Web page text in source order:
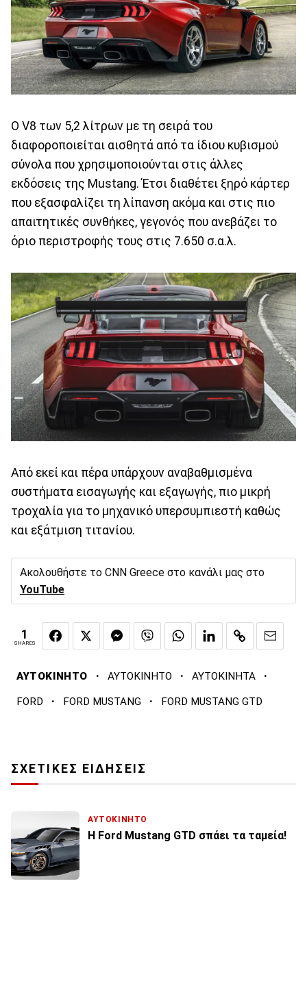
Ο V8 των 5,2 λίτρων με τη σειρά του
διαφοροποιείται αισθητά από τα ίδιου κυβισμού
σύνολα που χρησιμοποιούνται στις άλλες
εκδόσεις της Mustang. Έτσι διαθέτει ξηρό κάρτερ
που εξασφαλίζει τη λίπανση ακόμα και στις πιο
απαιτητικές συνθήκες, γεγονός που ανεβάζει το
όριο περιστροφής τους στις 7.650 σ.α.λ.
Από εκεί και πέρα υπάρχουν αναβαθμισμένα
συστήματα εισαγωγής και εξαγωγής, πιο μικρή
τροχαλία για το μηχανικό υπερσυμπιεστή καθώς
και εξάτμιση τιτανίου.
Ακολουθήστε το CNN Greece στο κανάλι μας στο
YouTube
1
SHARES
ΑΥΤΟΚΙΝΗΤΟ · ΑΥΤΟΚΙΝΗΤΟ · ΑΥΤΟΚΙΝΗΤΑ ·
FORD · FORD MUSTANG · FORD MUSTANG GTD
ΣΧΕΤΙΚΕΣ ΕΙΔΗΣΕΙΣ
ΑΥΤΟΚΙΝΗΤΟ
Η Ford Mustang GTD σπάει τα ταμεία!